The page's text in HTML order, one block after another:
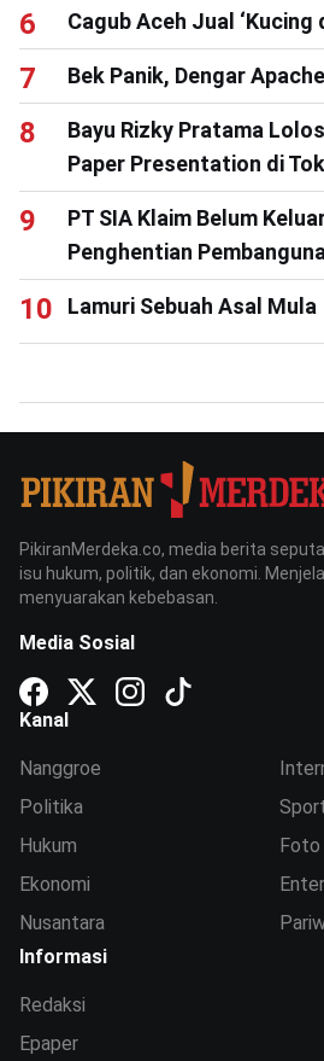
Cagub Aceh Jual ‘Kucing
Bek Panik, Dengar
Bayu Rizky Pratama
Paper Presentation di
PT SIA Klaim Belum
Penghentian
Lamuri Sebuah Asal Mula
PikiranMerdeka.co, media berita
isu hukum, politik, dan ekonomi.
menyuarakan kebebasan.
Media Sosial
Kanal
Nanggroe
Politika
Hukum
Ekonomi
Nusantara
Foto
Informasi
Redaksi
Epaper